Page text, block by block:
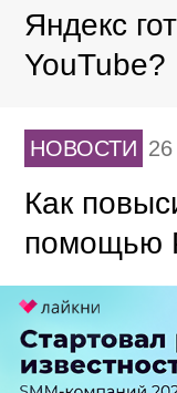
Яндекс
YouTube?
НОВОСТИ
Как
помощью